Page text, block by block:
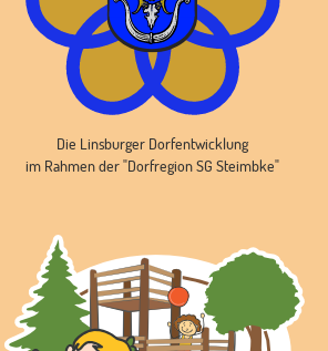
Die Linsburger Dorfentwicklung
im Rahmen der "Dorfregion SG Steimbke"